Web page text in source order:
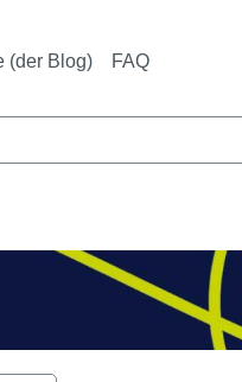
(der Blog) FAQ